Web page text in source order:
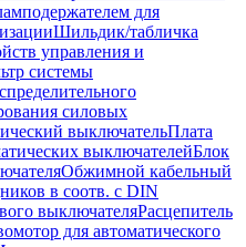
для
Шильдик/табличка
управления и
системы
силовых
выключательПлата
выключателейБлок
Обжимной кабельный
в соотв. с DIN
выключателяРасцепитель
для автоматического